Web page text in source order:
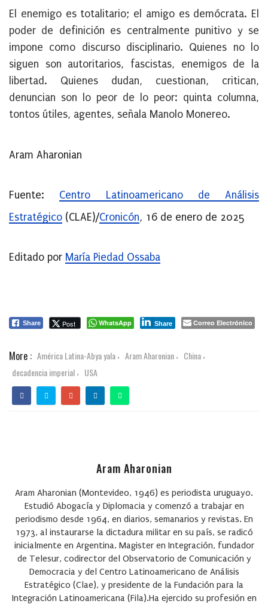
El enemigo es totalitario; el amigo es demócrata. El
poder de definición es centralmente punitivo y se
impone como discurso disciplinario. Quienes no lo
siguen son autoritarios, fascistas, enemigos de la
libertad. Quienes dudan, cuestionan, critican,
denuncian son lo peor de lo peor: quinta columna,
tontos útiles, agentes, señala Manolo Monereo.
Aram Aharonian
Fuente: Centro Latinoamericano de Análisis
Estratégico (CLAE)/Cronicón, 16 de enero de 2025
Editado por María Piedad Ossaba
Share Post WhatsApp Share Correo Electrónico
More : América Latina-Abya yala , Aram Aharonian , China ,
decadencia imperial , USA
Aram Aharonian
Aram Aharonian (Montevideo, 1946) es periodista uruguayo.
Estudió Abogacía y Diplomacia y comenzó a trabajar en
periodismo desde 1964, en diarios, semanarios y revistas. En
1973, al instaurarse la dictadura militar en su país, se radicó
inicialmente en Argentina. Magister en Integración, fundador
de Telesur, codirector del Observatorio de Comunicación y
Democracia y del Centro Latinoamericano de Análisis
Estratégico (Clae), y presidente de la Fundación para la
Integración Latinoamericana(Fila).Ha ejercido su profesión en